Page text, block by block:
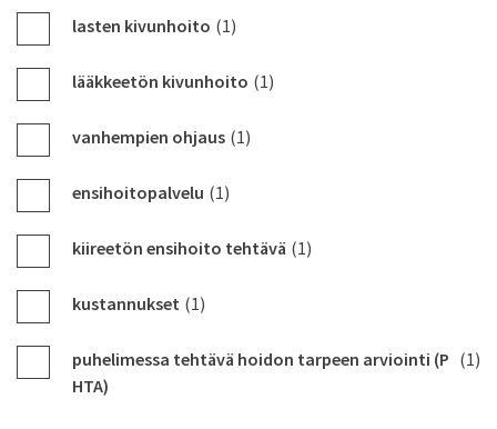
lasten kivunhoito (1)
lääkkeetön kivunhoito (1)
vanhempien ohjaus (1)
ensihoitopalvelu (1)
kiireetön ensihoito tehtävä (1)
kustannukset (1)
puhelimessa tehtävä hoidon tarpeen arviointi (P
HTA)
(1)